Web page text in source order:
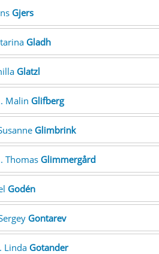
Gjers
Gladh
Glatzl
Malin Glifberg
Glimbrink
Thomas Glimmergård
Godén
Gontarev
Linda Gotander